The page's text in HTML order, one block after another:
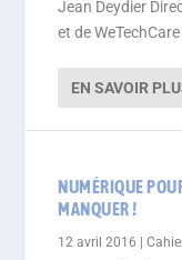
Jean Deydier
et de
EN SAVOIR
NUMÉRIQUE
MANQUER !
12 avril 2016 |